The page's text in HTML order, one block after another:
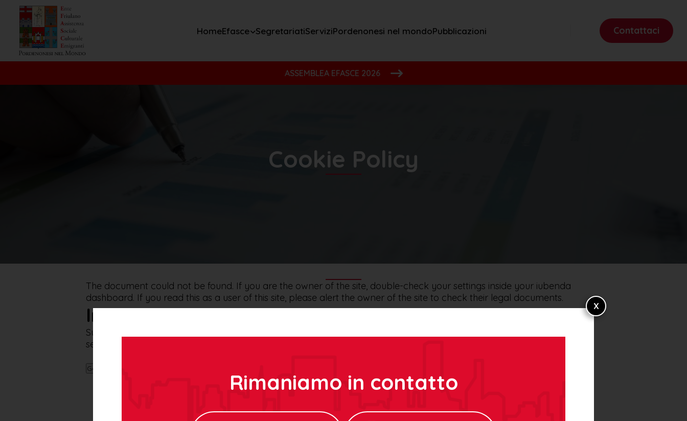
HomeEfasce SegretariatiServiziPordenonesi nel mondoPubblicazioni Contattaci
ASSEMBLEA EFASCE 2026
Cookie Policy
The document could not be found. If you are the owner of the site, double-check your settings inside your iubenda
dashboard. If you read this as a user of this site, please alert the owner of the site to check their legal documents.
Impostazioni della privacy
Su questo sito raccogliamo ed elaboriamo i tuoi dati per capire meglio come vengono utilizzati. A tal fine, ti chiediamo
sempre il consenso. Puoi modificare le tue impostazioni sulla privacy qui.
Gestisci le impostazioni
Rimaniamo in contatto